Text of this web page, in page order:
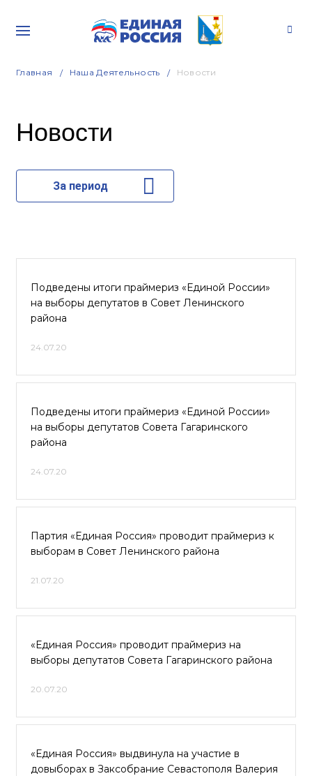
Главная Наша Деятельность Новости
Новости
За период
Подведены итоги праймериз «Единой России»
на выборы депутатов в Совет Ленинского
района
24.07.20
Подведены итоги праймериз «Единой России»
на выборы депутатов Совета Гагаринского
района
24.07.20
Партия «Единая Россия» проводит праймериз к
выборам в Совет Ленинского района
21.07.20
«Единая Россия» проводит праймериз на
выборы депутатов Совета Гагаринского района
20.07.20
«Единая Россия» выдвинула на участие в
довыборах в Заксобрание Севастополя Валерия